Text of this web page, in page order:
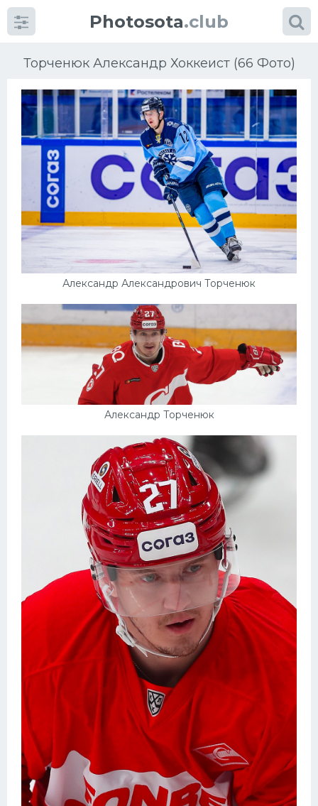
Photosota.club
Торченюк Александр Хоккеист (66 Фото)
Александр Александрович Торченюк
Александр Торченюк
Категории Фото
Еще картинки...
Футбол
Баскетбол
Конькобежный спорт
Интерьер квартиры